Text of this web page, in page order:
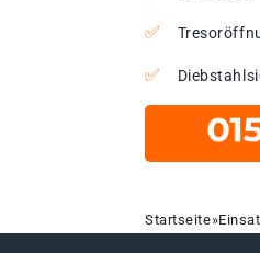
Startseite»